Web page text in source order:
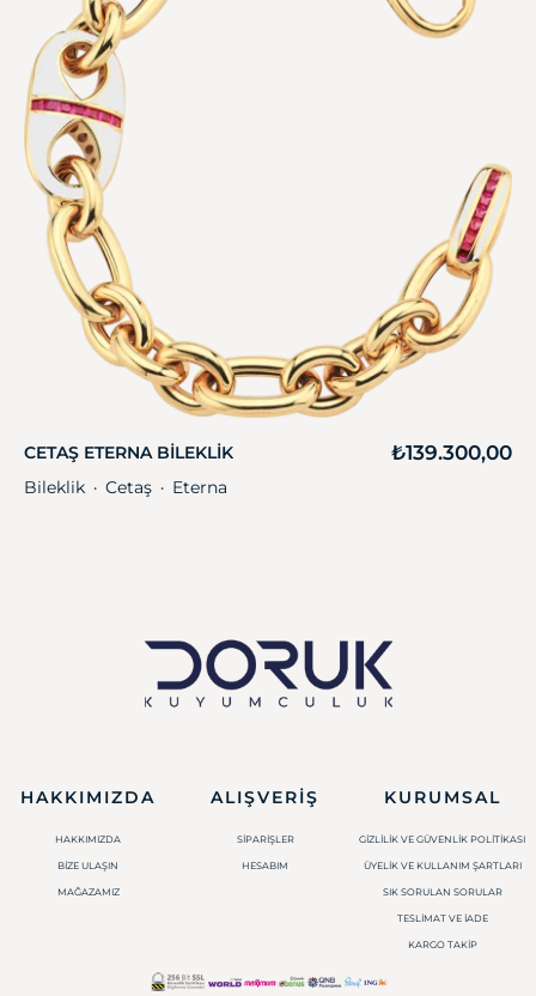
CETAŞ ETERNA BILEKLIK ₺139.300,00
Bileklik ・ Cetaş ・ Eterna
HAKKIMIZDA
HAKKIMIZDA
BIZE ULAŞIN
MAĞAZAMIZ
ALIŞVERIŞ
SIPARIŞLER
HESABIM
KURUMSAL
GIZLILIK VE GÜVENLIK POLITIKASI
ÜYELIK VE KULLANIM ŞARTLARI
SIK SORULAN SORULAR
TESLIMAT VE İADE
KARGO TAKIP